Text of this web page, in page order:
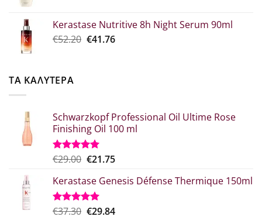
€26.00.είναι:
€20.80.
Kerastase Nutritive 8h Night Serum 90ml
€52.20 Original
€41.76Η
ΤΑ ΚΑΛΥΤΕΡΑ
Schwarzkopf Professional Oil Ultime Rose
Finishing Oil 100 ml
Βαθμολογήθηκε
από 5
€29.00 Original
was:
€29.00.
€21.75Η
τιμή
€21.75.
Kerastase Genesis Défense Thermique 150ml
Βαθμολογήθηκε
€37.30 Original
€29.84Η